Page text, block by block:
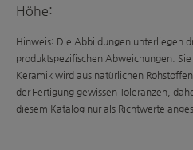
Höhe:
Hinweis: Die Abbildungen unterliegen
produktspezifischen Abweichungen.
Keramik wird aus natürlichen
der Fertigung gewissen Toleranzen,
diesem Katalog nur als Richtwerte